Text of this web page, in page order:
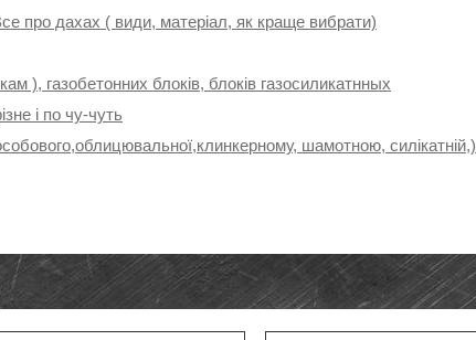
про дахах ( види, матеріал, як краще вибрати)
), газобетонних блоків, блоків газосиликатнных
і по чу-чуть
шамотною, силікатній,)